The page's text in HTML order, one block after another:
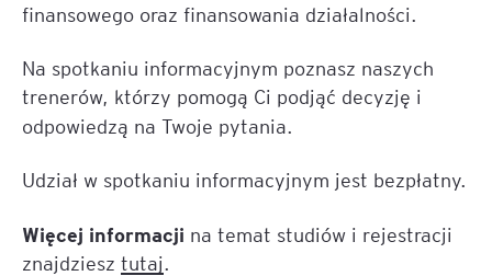
finansowego oraz finansowania działalności.
Na spotkaniu informacyjnym poznasz naszych
trenerów, którzy pomogą Ci podjąć decyzję i
odpowiedzą na Twoje pytania.
Udział w spotkaniu informacyjnym jest bezpłatny.
Więcej informacji na temat studiów i rejestracji
znajdziesz tutaj.